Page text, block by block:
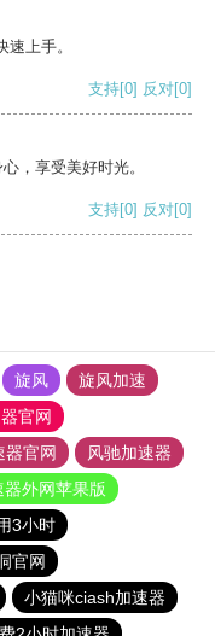
上手。
支持[0] 反对[0]
，享受美好时光。
支持[0] 反对[0]
旋风
旋风加速
官网
器官网
风驰加速器
外网苹果版
3小时
官网
小猫咪ciash加速器